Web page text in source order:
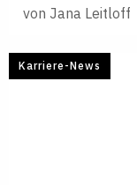
von Jana Leitloff
Karriere-News